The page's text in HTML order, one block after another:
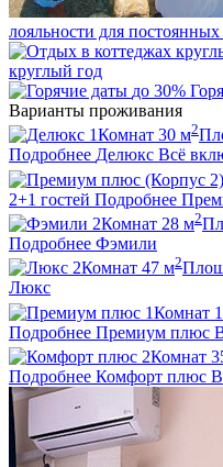
лояльности для постоянных
круглый год
до 30%
Варианты проживания
1Комнат 30 м2
Подробнее Делюкс Всё
2+1 гостей Подробнее
2Комнат 28 м2
Подробнее Фэмили
2Комнат 47 м2
Люкс
1Комнат
Подробнее Премиум плюс
2Комнат
Подробнее Комфорт плюс